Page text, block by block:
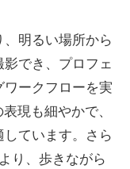
明るい場所から
でき、プロフェ
ワークフローを実
現も細やかで、
ています。さら
り、歩きながら